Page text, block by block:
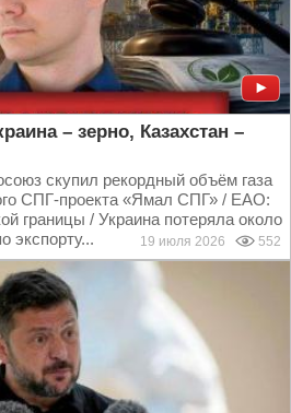
– зерно, Казахстан –
скупил рекордный объём газа
СПГ-проекта «Ямал СПГ» / ЕАО:
границы / Украина потеряла около
экспорту...
19 июля 2026 552